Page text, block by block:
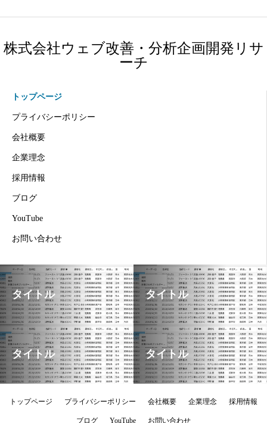
株式会社ウェブ改善・分析企画開発リサ
ーチ
トップページ
プライバシーポリシー
会社概要
企業理念
採用情報
ブログ
YouTube
お問い合わせ
タイトル タイトル
タイトル タイトル
トップページ プライバシーポリシー 会社概要 企業理念 採用情報
ブログ YouTube お問い合わせ